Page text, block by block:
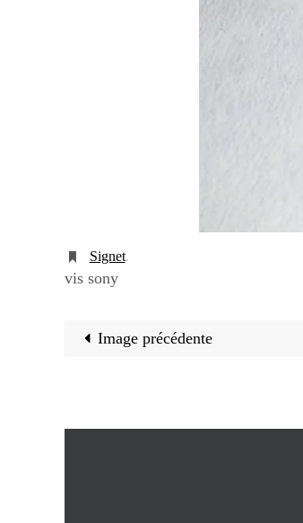
Signet.
vis sony
Image précédente